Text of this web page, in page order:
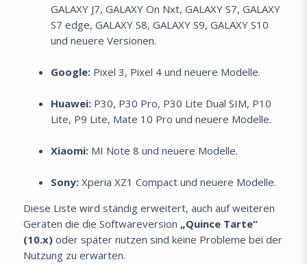
GALAXY J7, GALAXY On Nxt, GALAXY S7, GALAXY
S7 edge, GALAXY S8, GALAXY S9, GALAXY S10
und neuere Versionen.
Google: Pixel 3, Pixel 4 und neuere Modelle.
Huawei: P30, P30 Pro, P30 Lite Dual SIM, P10
Lite, P9 Lite, Mate 10 Pro und neuere Modelle.
Xiaomi: MI Note 8 und neuere Modelle.
Sony: Xperia XZ1 Compact und neuere Modelle.
Diese Liste wird ständig erweitert, auch auf weiteren
Geräten die die Softwareversion „Quince Tarte“
(10.x) oder später nutzen sind keine Probleme bei der
Nutzung zu erwarten.